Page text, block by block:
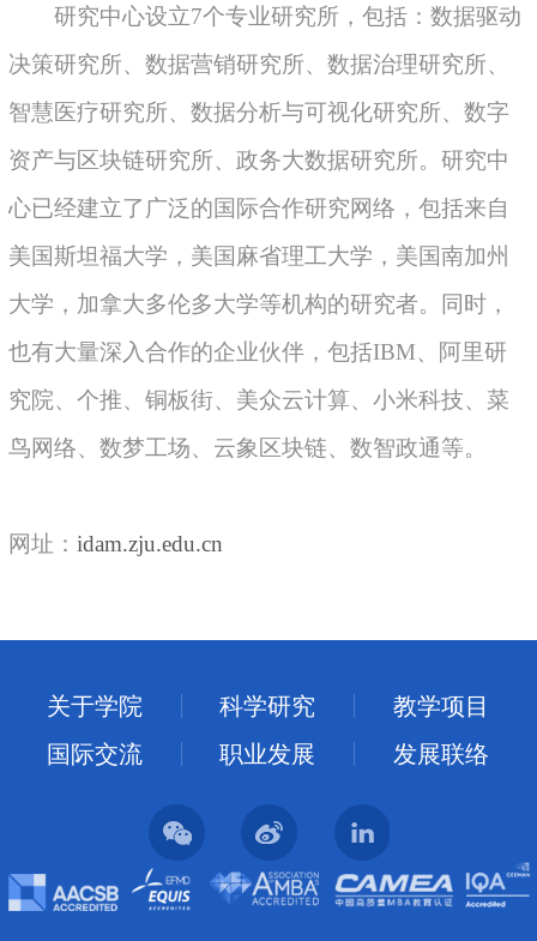
研究中心设立7个专业研究所，包括：数据驱动
决策研究所、数据营销研究所、数据治理研究所、
智慧医疗研究所、数据分析与可视化研究所、数字
资产与区块链研究所、政务大数据研究所。研究中
心已经建立了广泛的国际合作研究网络，包括来自
美国斯坦福大学，美国麻省理工大学，美国南加州
大学，加拿大多伦多大学等机构的研究者。同时，
也有大量深入合作的企业伙伴，包括IBM、阿里研
究院、个推、铜板街、美众云计算、小米科技、菜
鸟网络、数梦工场、云象区块链、数智政通等。
网址： idam.zju.edu.cn
关于学院 科学研究
教学项目
国际交流
职业发展 发展联络